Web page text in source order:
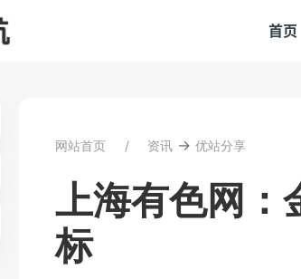
首页
网站首页 资讯 → 优站分享
上海有色网：
标